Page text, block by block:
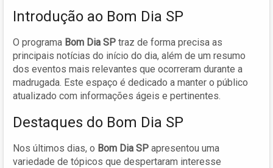
Introdução ao Bom Dia SP
O programa Bom Dia SP traz de forma precisa as
principais notícias do início do dia, além de um resumo
dos eventos mais relevantes que ocorreram durante a
madrugada. Este espaço é dedicado a manter o público
atualizado com informações ágeis e pertinentes.
Destaques do Bom Dia SP
Nos últimos dias, o Bom Dia SP apresentou uma
variedade de tópicos que despertaram interesse